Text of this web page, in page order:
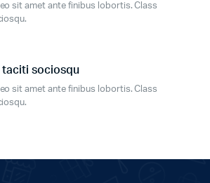
sit amet ante finibus lobortis. Class
taciti sociosqu
sit amet ante finibus lobortis. Class